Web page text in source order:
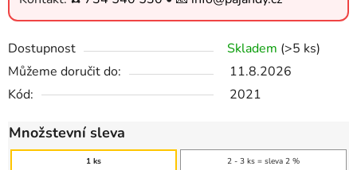
Dostupnost Skladem (>5 ks)
Můžeme doručit do:
11.8.2026
Kód:
2021
Množstevní sleva
1 ks 2 - 3 ks = sleva 2 %